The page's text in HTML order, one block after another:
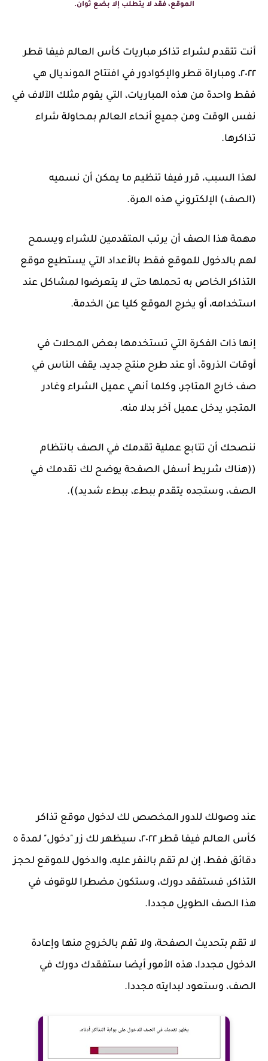
الموقع، فقد لا يتطلب إلا بضع ثوان.
أنت تتقدم لشراء تذاكر مباريات كأس العالم فيفا قطر
٢٠٢٢، ومباراة قطر والإكوادور في افتتاح المونديال هي
فقط واحدة من هذه المباريات، التي يقوم مثلك الآلاف في
نفس الوقت ومن جميع أنحاء العالم بمحاولة شراء
تذاكرها.
لهذا السبب، قرر فيفا تنظيم ما يمكن أن نسميه
(الصف) الإلكتروني هذه المرة.
مهمة هذا الصف أن يرتب المتقدمين للشراء ويسمح
لهم بالدخول للموقع فقط بالأعداد التي يستطيع موقع
التذاكر الخاص به تحملها حتى لا يتعرضوا لمشاكل عند
استخدامه، أو يخرج الموقع كليا عن الخدمة.
إنها ذات الفكرة التي تستخدمها بعض المحلات في
أوقات الذروة، أو عند طرح منتج جديد، يقف الناس في
صف خارج المتاجر، وكلما أنهي عميل الشراء وغادر
المتجر، يدخل عميل آخر بدلا منه.
ننصحك أن تتابع عملية تقدمك في الصف بانتظام
((هناك شريط أسفل الصفحة يوضح لك تقدمك في
الصف، وستجده يتقدم ببطء، ببطء شديد)).
عند وصولك للدور المخصص لك لدخول موقع تذاكر
كأس العالم فيفا قطر ٢٠٢٢، سيظهر لك زر "دخول" لمدة ٥
دقائق فقط، إن لم تقم بالنقر عليه، والدخول للموقع لحجز
التذاكر، فستفقد دورك، وستكون مضطرا للوقوف في
هذا الصف الطويل مجددا.
لا تقم بتحديث الصفحة، ولا تقم بالخروج منها وإعادة
الدخول مجددا، هذه الأمور أيضا ستفقدك دورك في
الصف، وستعود لبدايته مجددا.